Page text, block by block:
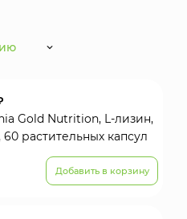
Gold Nutrition, L-лизин,
60 растительных капсул
Добавить в корзину